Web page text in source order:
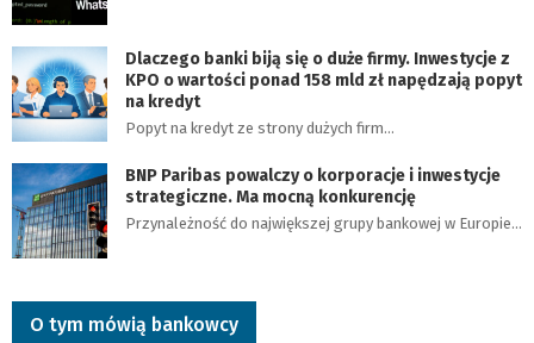
Dlaczego banki biją się o duże firmy. Inwestycje z
KPO o wartości ponad 158 mld zł napędzają popyt
na kredyt
Popyt na kredyt ze strony dużych firm…
BNP Paribas powalczy o korporacje i inwestycje
strategiczne. Ma mocną konkurencję
Przynależność do największej grupy bankowej w Europie…
O tym mówią bankowcy